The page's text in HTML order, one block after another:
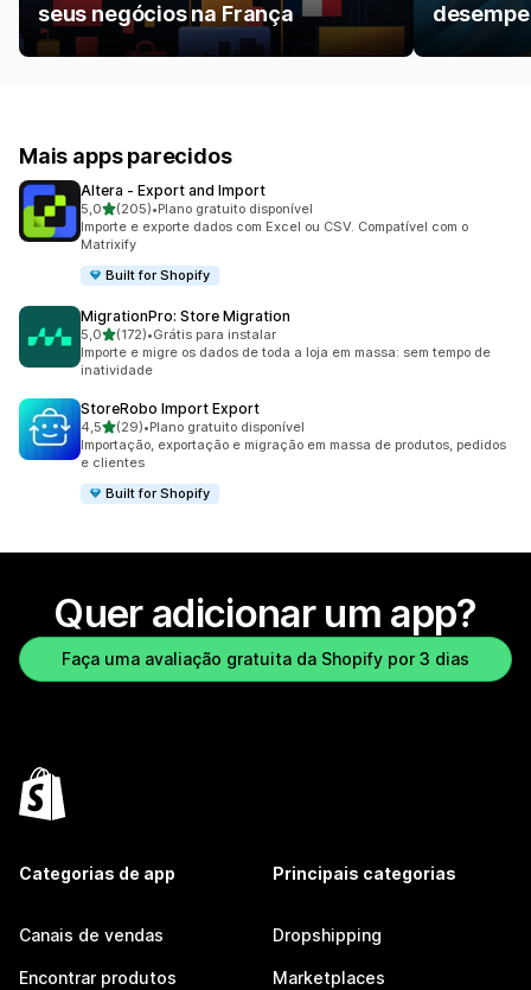
seus negócios na França
Mais apps parecidos
Altera ‑ Export and Import
5,0de 5 estrelas
(205)
205 avaliações ao todo
•Plano gratuito disponível
Importe e exporte dados com Excel ou CSV. Compatível com o
Matrixify
Built for Shopify
MigrationPro: Store Migration
5,0de 5 estrelas
(172)
172 avaliações ao todo
•Grátis para instalar
Importe e migre os dados de toda a loja em massa: sem tempo de
inatividade
StoreRobo Import Export
4,5de 5 estrelas
(29)
29 avaliações ao todo
•Plano gratuito disponível
Importação, exportação e migração em massa de produtos, pedidos
e clientes
Built for Shopify
Quer adicionar um app?
Faça uma avaliação gratuita da Shopify por 3 dias
Categorias de app
Canais de vendas
Encontrar produtos
Principais categorias
Dropshipping
Marketplaces